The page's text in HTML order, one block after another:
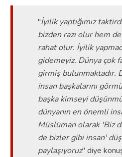
"İyilik yaptığımız
bizden razı olur hem
rahat olur. İyilik
gidemeyiz. Dünya çok
girmiş bulunmaktadır.
insan başkalarını
başka kimseyi
dünyanın en önemli
Müslüman olarak 'Biz
de bizler gibi insan'
paylaşıyoruz" diye